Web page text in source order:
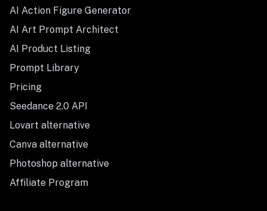
AI Action Figure Generator
AI Art Prompt Architect
AI Product Listing
Prompt Library
Pricing
Seedance 2.0 API
Lovart alternative
Canva alternative
Photoshop alternative
Affiliate Program